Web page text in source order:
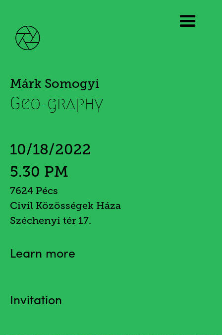
Márk Somogyi
Geo-graphy
10/18/2022
5.30 PM
7624 Pécs
Civil Közösségek Háza
Széchenyi tér 17.
Learn more
Invitation